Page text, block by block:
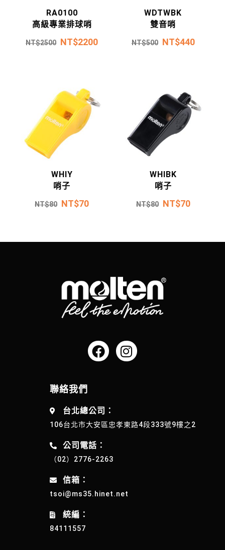
RA0100
高級專業排球哨
NT$2500 NT$2200
WDTWBK
雙音哨
NT$500 NT$440
WHIY
哨子
NT$80 NT$70
WHIBK
哨子
NT$80 NT$70
聯絡我們
台北總公司：
106台北市大安區忠孝東路4段333號9樓之2
公司電話：
（02）2776-2263
信箱：
tsoi@ms35.hinet.net
統編：
84111557